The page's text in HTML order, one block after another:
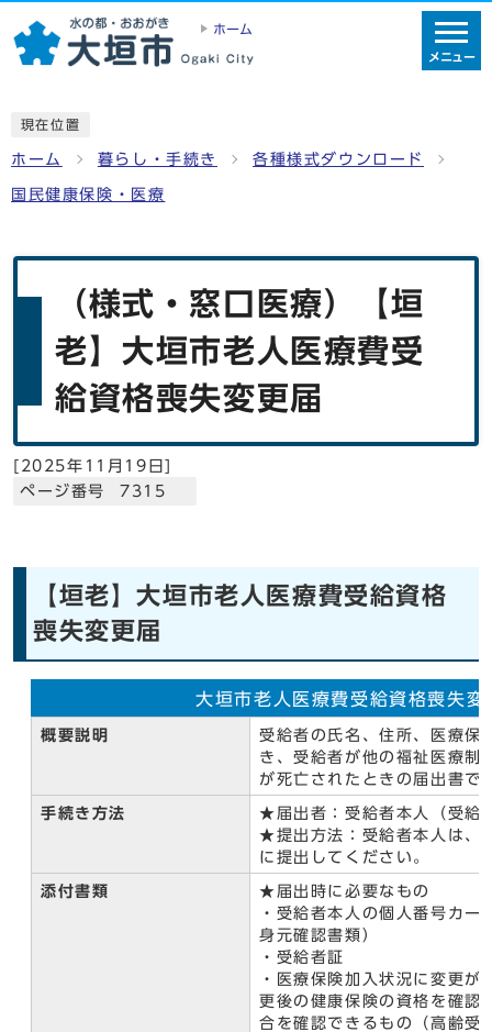
ホーム
メニュー
現在位置
ホーム 暮らし・手続き 各種様式ダウンロード
国民健康保険・医療
（様式・窓口医療）【垣
老】大垣市老人医療費受
給資格喪失変更届
[ 2025年11月19日]
ページ番号 7315
【垣老】大垣市老人医療費受給資格
喪失変更届
大垣市老人医療費受給資格喪失
概要説明
受給者の氏名、住所、医療保
き、受給者が他の福祉医療制
が死亡されたときの届出書で
手続き方法
★届出者：受給者本人（受給
★提出方法：受給者本人は、
に提出してください。
添付書類
★届出時に必要なもの
・受給者本人の個人番号カ
身元確認書類）
・受給者証
・医療保険加入状況に変更
更後の健康保険の資格を確認
合を確認できるもの（高齢受